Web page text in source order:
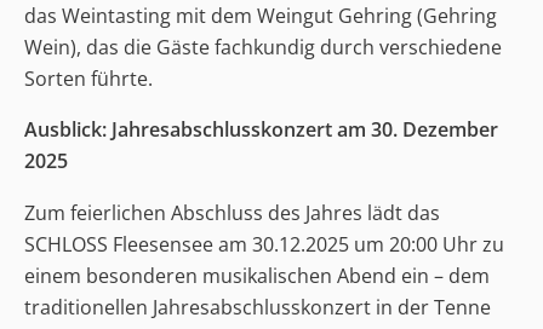
das Weintasting mit dem Weingut Gehring (Gehring
Wein), das die Gäste fachkundig durch verschiedene
Sorten führte.
Ausblick: Jahresabschlusskonzert am 30. Dezember
2025
Zum feierlichen Abschluss des Jahres lädt das
SCHLOSS Fleesensee am 30.12.2025 um 20:00 Uhr zu
einem besonderen musikalischen Abend ein – dem
traditionellen Jahresabschlusskonzert in der Tenne